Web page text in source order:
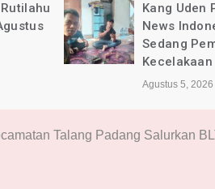
Kang Uden
News
Sedang
Kecelakaan
Agustus 5, 2026
Talang Padang Salurkan